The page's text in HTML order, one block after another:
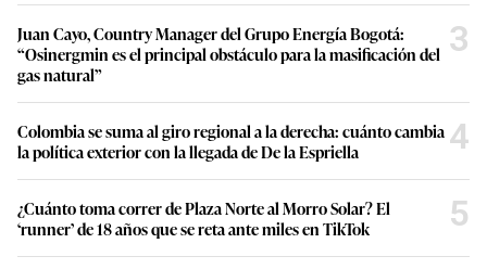
Juan Cayo, Country Manager del Grupo Energía Bogotá:
“Osinergmin es el principal obstáculo para la masificación del
gas natural”
3
Colombia se suma al giro regional a la derecha: cuánto cambia
la política exterior con la llegada de De la Espriella
4
¿Cuánto toma correr de Plaza Norte al Morro Solar? El
‘runner’ de 18 años que se reta ante miles en TikTok
5